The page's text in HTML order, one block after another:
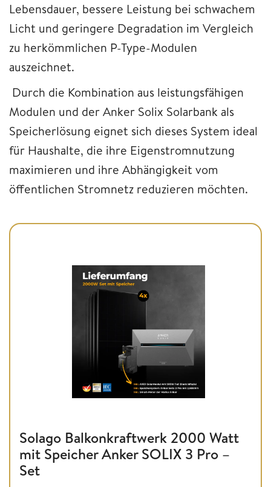
Lebensdauer, bessere Leistung bei schwachem
Licht und geringere Degradation im Vergleich
zu herkömmlichen P-Type-Modulen
auszeichnet.
Durch die Kombination aus leistungsfähigen
Modulen und der Anker Solix Solarbank als
Speicherlösung eignet sich dieses System ideal
für Haushalte, die ihre Eigenstromnutzung
maximieren und ihre Abhängigkeit vom
öffentlichen Stromnetz reduzieren möchten.
Solago Balkonkraftwerk 2000 Watt
mit Speicher Anker SOLIX 3 Pro –
Set